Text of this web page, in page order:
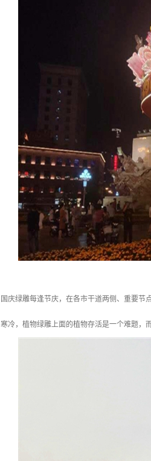
国庆绿雕每逢节庆，在各市干道两侧、重要
寒冷，植物绿雕上面的植物存活是一个难题，